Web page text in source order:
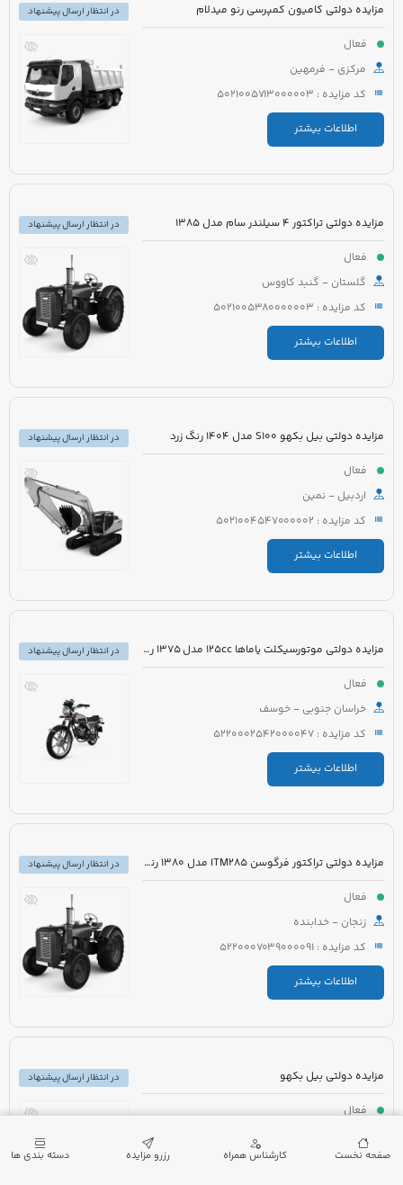
مزایده دولتی کامیون کمپرسی رنو میدلام
فعال
مرکزی - فرمهین
کد مزایده : 5021005713000003
اطلاعات بیشتر
در انتظار ارسال پیشنهاد
مزایده دولتی تراکتور 4 سیلندر سام مدل 1385
فعال
گلستان - گنبد کاووس
کد مزایده : 5021005380000003
اطلاعات بیشتر
در انتظار ارسال پیشنهاد
مزایده دولتی بیل بکهو S100 مدل 1404 رنگ زرد
فعال
اردبیل - نمین
کد مزایده : 5021004547000002
اطلاعات بیشتر
در انتظار ارسال پیشنهاد
مزایده دولتی موتورسیکلت یاماها 125cc مدل 1375 رنگ زرشکی
فعال
خراسان جنوبی - خوسف
کد مزایده : 5220002542000047
اطلاعات بیشتر
در انتظار ارسال پیشنهاد
مزایده دولتی تراکتور فرگوسن ITM285 مدل 1380 رنگ قرمز به همراه ادوات کشاورزی
فعال
زنجان - خدابنده
کد مزایده : 5220007039000091
اطلاعات بیشتر
در انتظار ارسال پیشنهاد
مزایده دولتی بیل بکهو
فعال
چهارمحال و بختیاری - خانمیرزا
کد مزایده : 5021005480000001
در انتظار ارسال پیشنهاد
صفحه نخست کارشناس همراه رزرو مزایده دسته بندی ها